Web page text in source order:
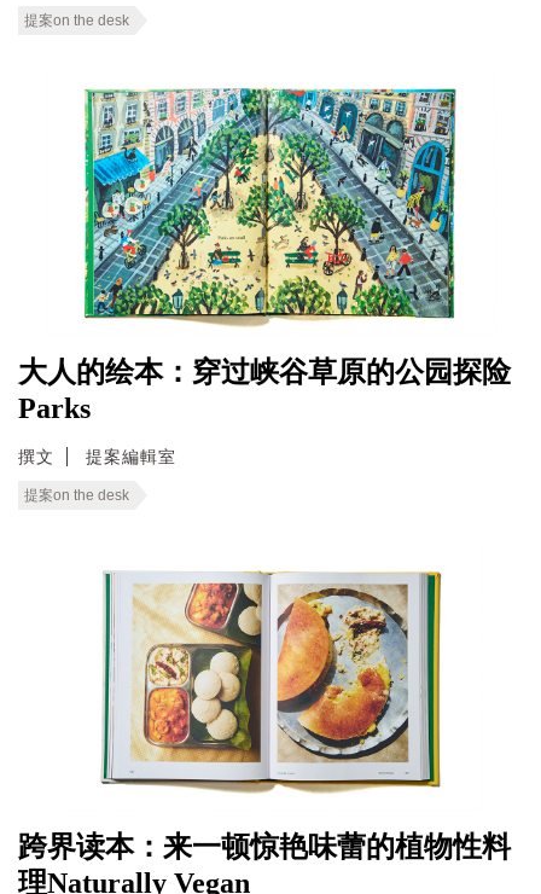
提案on the desk
大人的绘本：穿过峡谷草原的公园探险
Parks
撰文 提案編輯室
提案on the desk
跨界读本：来一顿惊艳味蕾的植物性料
理Naturally Vegan